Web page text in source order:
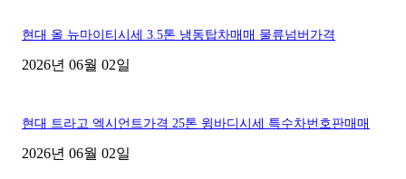
현대 올 뉴마이티시세 3.5톤 냉동탑차매매 물류넘버가격
2026년 06월 02일
현대 트라고 엑시언트가격 25톤 윙바디시세 특수차번호판매매
2026년 06월 02일